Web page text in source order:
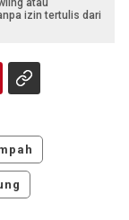
atau
izin tertulis dari